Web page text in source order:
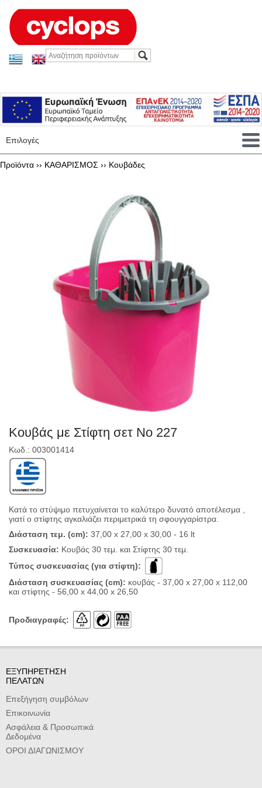
Επιλογές
Προϊόντα ›› ΚΑΘΑΡΙΣΜΟΣ ›› Κουβάδες
Κουβάς με Στίφτη σετ Nο 227
Κωδ.: 003001414
Κατά το στύψιμο πετυχαίνεται το καλύτερο δυνατό αποτέλεσμα ,
γιατί ο στίφτης αγκαλιάζει περιμετρικά τη σφουγγαρίστρα.
Διάσταση τεμ. (cm): 37,00 x 27,00 x 30,00 - 16 lt
Συσκευασία: Κουβάς 30 τεμ. και Στίφτης 30 τεμ.
Τύπος συσκευασίας (για στίφτη):
Διάσταση συσκευασίας (cm): κουβάς - 37,00 x 27,00 x 112,00
και στίφτης - 56,00 x 44,00 x 26,50
Προδιαγραφές:
ΕΞΥΠΗΡΕΤΗΣΗ
ΠΕΛΑΤΩΝ
Επεξήγηση συμβόλων
Επικοινωνία
Ασφάλεια & Προσωπικά
Δεδομένα
ΟΡΟΙ ΔΙΑΓΩΝΙΣΜΟΥ